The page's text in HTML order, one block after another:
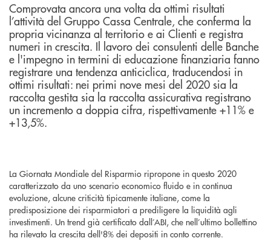
Comprovata ancora una volta da ottimi risultati
l’attività del Gruppo Cassa Centrale, che conferma la
propria vicinanza al territorio e ai Clienti e registra
numeri in crescita. Il lavoro dei consulenti delle Banche
e l'impegno in termini di educazione finanziaria fanno
registrare una tendenza anticiclica, traducendosi in
ottimi risultati: nei primi nove mesi del 2020 sia la
raccolta gestita sia la raccolta assicurativa registrano
un incremento a doppia cifra, rispettivamente +11% e
+13,5%.
La Giornata Mondiale del Risparmio ripropone in questo 2020
caratterizzato da uno scenario economico fluido e in continua
evoluzione, alcune criticità tipicamente italiane, come la
predisposizione dei risparmiatori a prediligere la liquidità agli
investimenti. Un trend già certificato dall’ABI, che nell’ultimo bollettino
ha rilevato la crescita dell'8% dei depositi in conto corrente.